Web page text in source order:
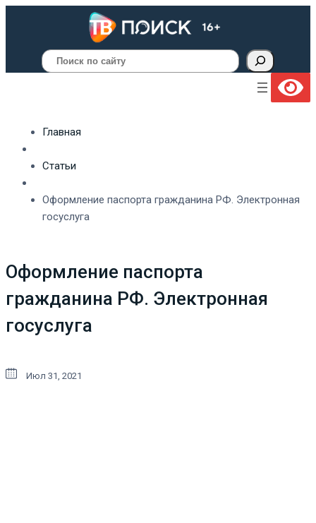
Поиск
Главная
Статьи
Оформление паспорта гражданина РФ. Электронная
госуслуга
Оформление паспорта
гражданина РФ. Электронная
госуслуга
Июл 31, 2021